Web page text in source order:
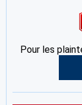
Pour les